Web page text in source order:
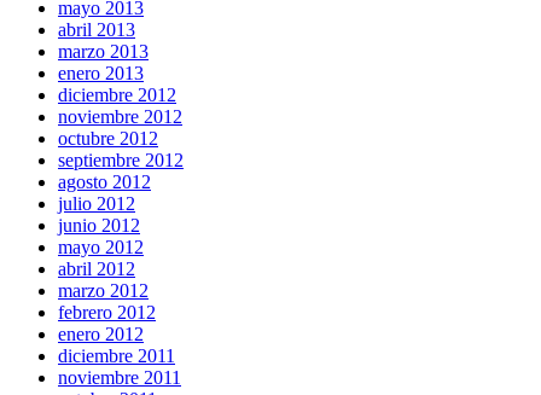
mayo 2013
abril 2013
marzo 2013
enero 2013
diciembre 2012
noviembre 2012
octubre 2012
septiembre 2012
agosto 2012
julio 2012
junio 2012
mayo 2012
abril 2012
marzo 2012
febrero 2012
enero 2012
diciembre 2011
noviembre 2011